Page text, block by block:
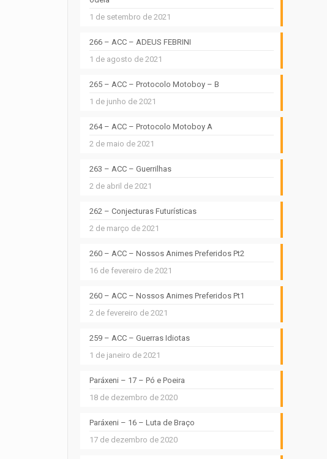
1 de setembro de 2021
266 – ACC – ADEUS FEBRINI
1 de agosto de 2021
265 – ACC – Protocolo Motoboy – B
1 de junho de 2021
264 – ACC – Protocolo Motoboy A
2 de maio de 2021
263 – ACC – Guerrilhas
2 de abril de 2021
262 – Conjecturas Futurísticas
2 de março de 2021
260 – ACC – Nossos Animes Preferidos Pt2
16 de fevereiro de 2021
260 – ACC – Nossos Animes Preferidos Pt1
2 de fevereiro de 2021
259 – ACC – Guerras Idiotas
1 de janeiro de 2021
Paráxeni – 17 – Pó e Poeira
18 de dezembro de 2020
Paráxeni – 16 – Luta de Braço
17 de dezembro de 2020